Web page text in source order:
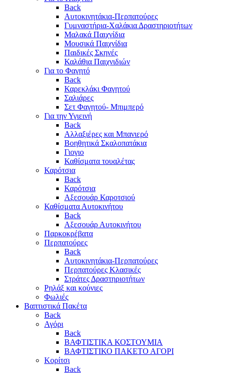
Back
Αυτοκινητάκια-Περπατούρες
Γυμναστήρια-Χαλάκια Δραστηριοτήτων
Μαλακά Παιχνίδια
Μουσικά Παιχνίδια
Παιδικές Σκηνές
Καλάθια Παιχνιδιών
Για το Φαγητό
Back
Καρεκλάκι Φαγητού
Σαλιάρες
Σετ Φαγητού- Μπιμπερό
Για την Υγιεινή
Back
Αλλαξιέρες και Μπανιερό
Βοηθητικά Σκαλοπατάκια
Γιογιο
Καθίσματα τουαλέτας
Καρότσια
Back
Καρότσια
Αξεσουάρ Καροτσιού
Καθίσματα Αυτοκινήτου
Back
Αξεσουάρ Αυτοκινήτου
Παρκοκρέβατα
Περπατούρες
Back
Αυτοκινητάκια-Περπατούρες
Περπατούρες Κλασικές
Στράτες Δραστηριοτήτων
Ρηλάξ και κούνιες
Φωλιές
Βαπτιστικά Πακέτα
Back
Αγόρι
Back
ΒΑΦΤΙΣΤΙΚΑ ΚΟΣΤΟΥΜΙΑ
ΒΑΦΤΙΣΤΙΚΟ ΠΑΚΕΤΟ ΑΓΟΡΙ
Κορίτσι
Back